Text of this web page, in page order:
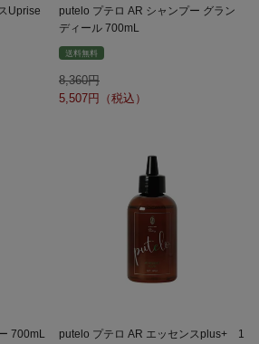
Uprise
putelo プテロ AR シャンプー グラン
ディール 700mL
送料無料
8,360
5,507
700mL
putelo プテロ AR エッセンスplus+ 1